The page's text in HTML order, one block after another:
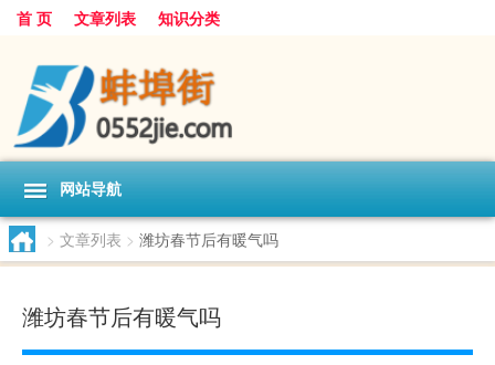
首 页 文章列表 知识分类
网站导航
> 文章列表 > 潍坊春节后有暖气吗
潍坊春节后有暖气吗